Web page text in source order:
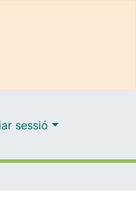
sessió